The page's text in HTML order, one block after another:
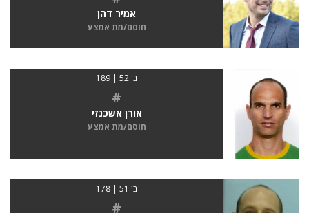
אמיר דהן
חוסם/מת אמצע
בן 52 | 189
#
אורן אשכנזי
חוסם/מת אמצע
בן 51 | 178
#